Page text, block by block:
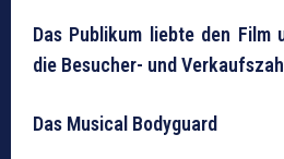
Das Publikum liebte den Film
die Besucher- und
Das Musical Bodyguard